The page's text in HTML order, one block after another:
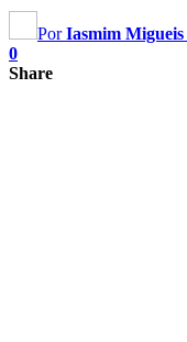
PorIasmim Migueis
0
Share